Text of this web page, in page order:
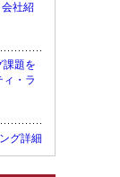
社紹
課題を
・ラ
グ詳細